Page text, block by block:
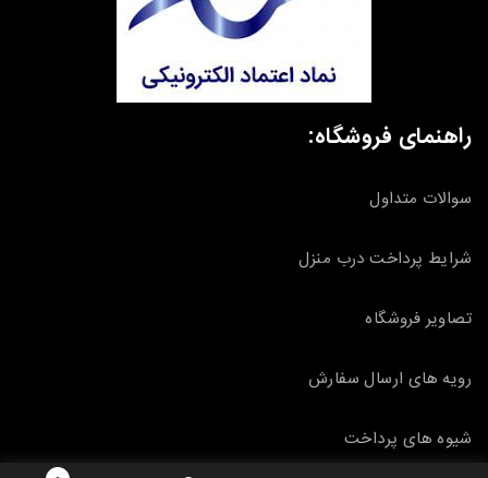
راهنمای فروشگاه:
سوالات متداول
شرایط پرداخت درب منزل
تصاویر فروشگاه
رویه های ارسال سفارش
شیوه های پرداخت